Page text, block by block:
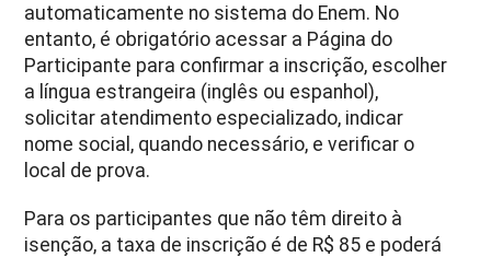
automaticamente no sistema do Enem. No
entanto, é obrigatório acessar a Página do
Participante para confirmar a inscrição, escolher
a língua estrangeira (inglês ou espanhol),
solicitar atendimento especializado, indicar
nome social, quando necessário, e verificar o
local de prova.
Para os participantes que não têm direito à
isenção, a taxa de inscrição é de R$ 85 e poderá